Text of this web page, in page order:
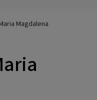
Magdalena